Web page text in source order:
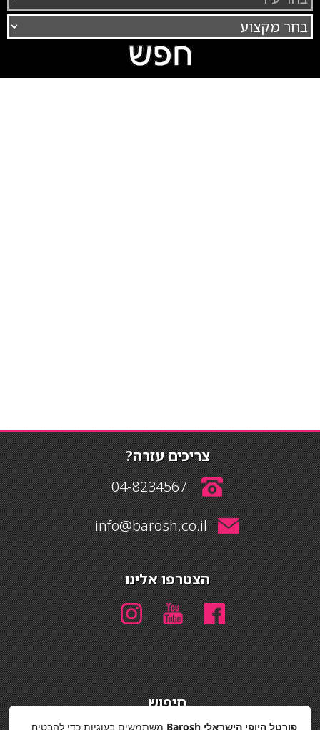
צריכים עזרה?
04-8234567
info@barosh.co.il
הצטרפו אלינו
חיפוש
פורטל היופי הישראלי Barosh משתמשים בעוגיות כדי להבטיח